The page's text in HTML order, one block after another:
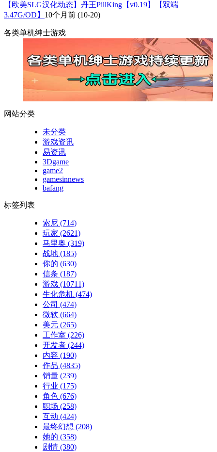
【欧美SLG汉化动态】丹王PillKing【v0.19】【双端
3.47G/OD】 10个月前 (10-20)
各类单机绅士游戏
网站分类
未分类
游戏资讯
易资讯
3Dgame
game2
gamesinnews
bafang
标签列表
索尼 (714)
玩家 (2621)
马里奥 (319)
战地 (185)
你的 (630)
信条 (187)
游戏 (10711)
生化危机 (474)
公司 (474)
微软 (664)
美元 (265)
工作室 (226)
开发者 (244)
内容 (190)
作品 (4835)
销量 (239)
行业 (175)
角色 (676)
职场 (258)
互动 (424)
最终幻想 (208)
她的 (358)
剧情 (380)